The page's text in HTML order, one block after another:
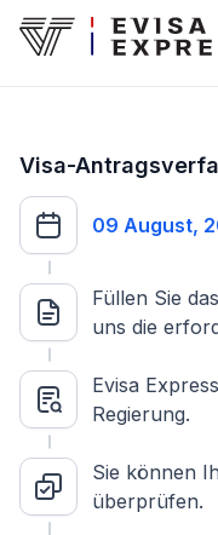
Visa-
09 August,
Füllen Sie
uns die
Evisa
Regierung.
Sie können
überprüfen.